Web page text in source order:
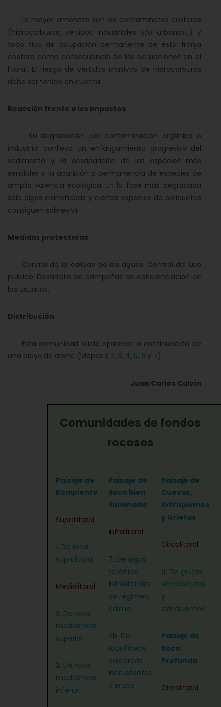
La mayor amenaza son los contaminates costeros
(hidrocarburos, vertidos industriales y/o urbanos...) y
todo tipo de ocupación permanente de esta franja
costera como consecuencia de las actuaciones en el
litoral. El riesgo de vertidos masivos de hidrocarburos
debe ser tenido en cuenta.
Reacción frente a los impactos
Su degradación por contaminación orgánica o
industrial conlleva un enfangamiento progresivo del
sedimento y la desaparición de las especies más
sensibles y la aparición o permanencia de especies de
amplia valencia ecológica. En la fase más degradada
sólo algas cianofíceas y ciertas especies de poliquetos
consiguen sobrevivir.
Medidas protectoras
Control de la calidad de las aguas. Control del uso
publico. Desarrollo de campañas de concienciación de
los usuarios.
Distribución
Esta comunidad suele aparecer a continuación de
una playa de arena (Mapas 1, 2, 3, 4, 5, 6 y 7).
Juan Carlos Calvín
Comunidades de fondos
rocosos
Paisaje de
Rompiente
Supralitoral
1. De roca
supralitoral
Mediolitoral
2. De roca
mediolitoral
superior
3. De roca
mediolitoral
inferior
Paisaje de
Roca bien
iluminada
Infralitoral
7. De algas
fotófilas
infralitorales
de régimen
calmo
7b. De
rodofíceas
calcáreas
incrustantes
y erizos
Paisaje de
Cuevas,
Extraplomos
y Grietas
Circalitoral
9. De grutas
semioscuras
y
extraplomos
Paisaje de
Roca
Profunda
Circalitoral